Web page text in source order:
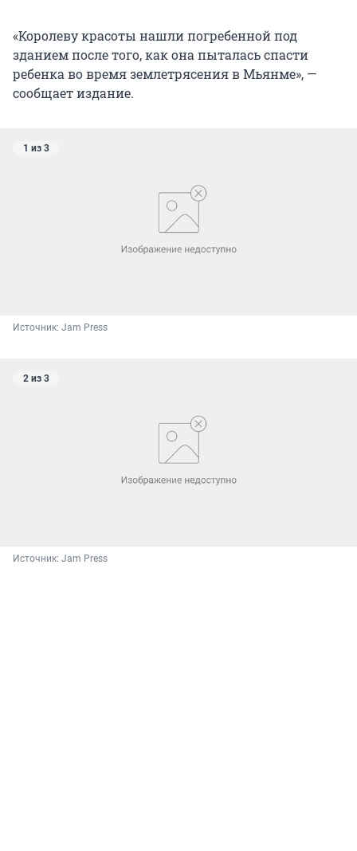
«Королеву красоты нашли погребенной под
зданием после того, как она пыталась спасти
ребенка во время землетрясения в Мьянме», —
сообщает издание.
1 из 3
Источник: Jam Press
2 из 3
Источник: Jam Press